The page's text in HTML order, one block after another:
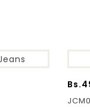
Bs.